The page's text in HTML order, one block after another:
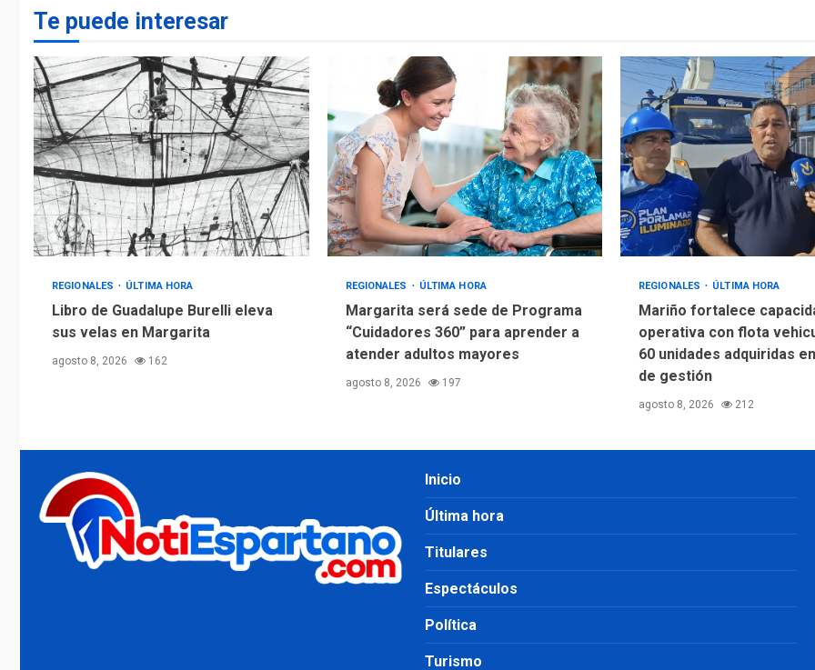
Te puede interesar
REGIONALES ÚLTIMA HORA
Libro de Guadalupe Burelli eleva
sus velas en Margarita
agosto 8, 2026 162
REGIONALES ÚLTIMA HORA
Margarita será sede de Programa
“Cuidadores 360” para aprender a
atender adultos mayores
agosto 8, 2026 197
REGIONALES ÚLTIMA HORA
Mariño fortalece
operativa con flota
60 unidades adquiridas
de gestión
agosto 8, 2026 212
Inicio
Última hora
Titulares
Espectáculos
Política
Turismo